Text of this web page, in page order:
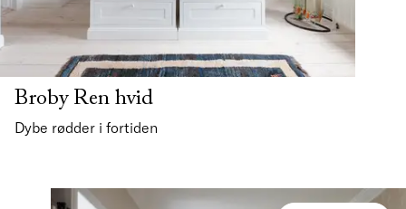
Broby Ren hvid
Dybe rødder i fortiden